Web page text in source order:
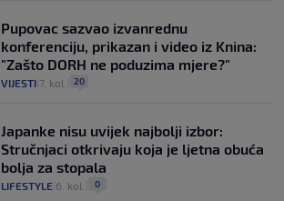
Pupovac sazvao izvanrednu
konferenciju, prikazan i video iz Knina:
"Zašto DORH ne poduzima mjere?"
VIJESTI 7. kol. 20
Japanke nisu uvijek najbolji izbor:
Stručnjaci otkrivaju koja je ljetna obuća
bolja za stopala
LIFESTYLE 6. kol. 0